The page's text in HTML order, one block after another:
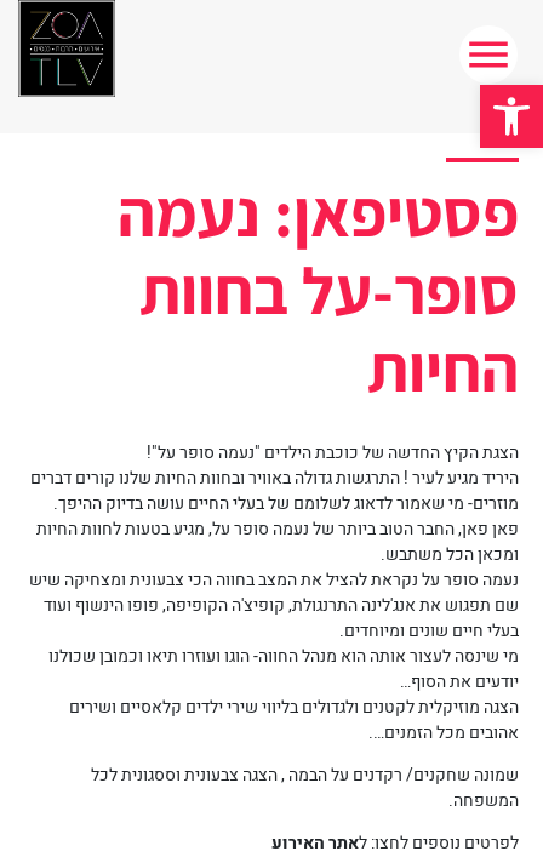
פתח סרגל נגישות
פסטיפאן: נעמה
סופר-על בחוות
החיות
הצגת הקיץ החדשה של כוכבת הילדים "נעמה סופר על"!
היריד מגיע לעיר ! התרגשות גדולה באוויר ובחוות החיות שלנו קורים דברים
מוזרים- מי שאמור לדאוג לשלומם של בעלי החיים עושה בדיוק ההיפך.
פאן פאן, החבר הטוב ביותר של נעמה סופר על, מגיע בטעות לחוות החיות
ומכאן הכל משתבש.
נעמה סופר על נקראת להציל את המצב בחווה הכי צבעונית ומצחיקה שיש
שם תפגוש את אנג'לינה התרנגולת, קופיצ'ה הקופיפה, פופו הינשוף ועוד
בעלי חיים שונים ומיוחדים.
מי שינסה לעצור אותה הוא מנהל החווה- הוגו ועוזרו תיאו וכמובן שכולנו
יודעים את הסוף…
הצגה מוזיקלית לקטנים ולגדולים בליווי שירי ילדים קלאסיים ושירים
אהובים מכל הזמנים….
שמונה שחקנים/ רקדנים על הבמה , הצגה צבעונית וססגונית לכל
המשפחה.
לפרטים נוספים לחצו: לאתר האירוע